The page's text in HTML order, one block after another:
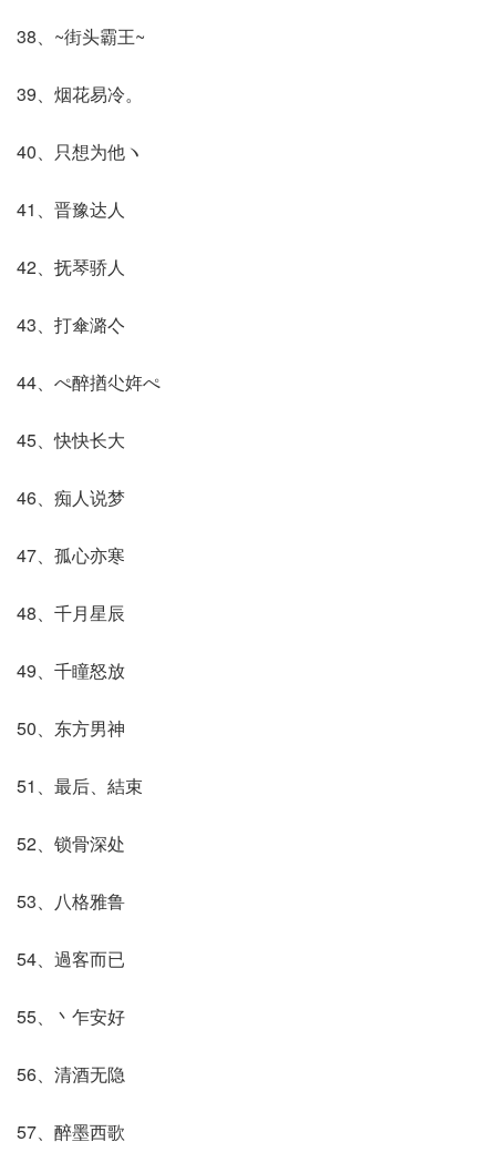
38、~街头霸王~
39、烟花易冷。
40、只想为他ヽ
41、晋豫达人
42、抚琴骄人
43、打傘潞亽
44、ぺ醉揂尐姩ぺ
45、快快长大
46、痴人说梦
47、孤心亦寒
48、千月星辰
49、千瞳怒放
50、东方男神
51、最后、結束
52、锁骨深处
53、八格雅鲁
54、過客而已
55、丶乍安好
56、清酒无隐
57、醉墨西歌